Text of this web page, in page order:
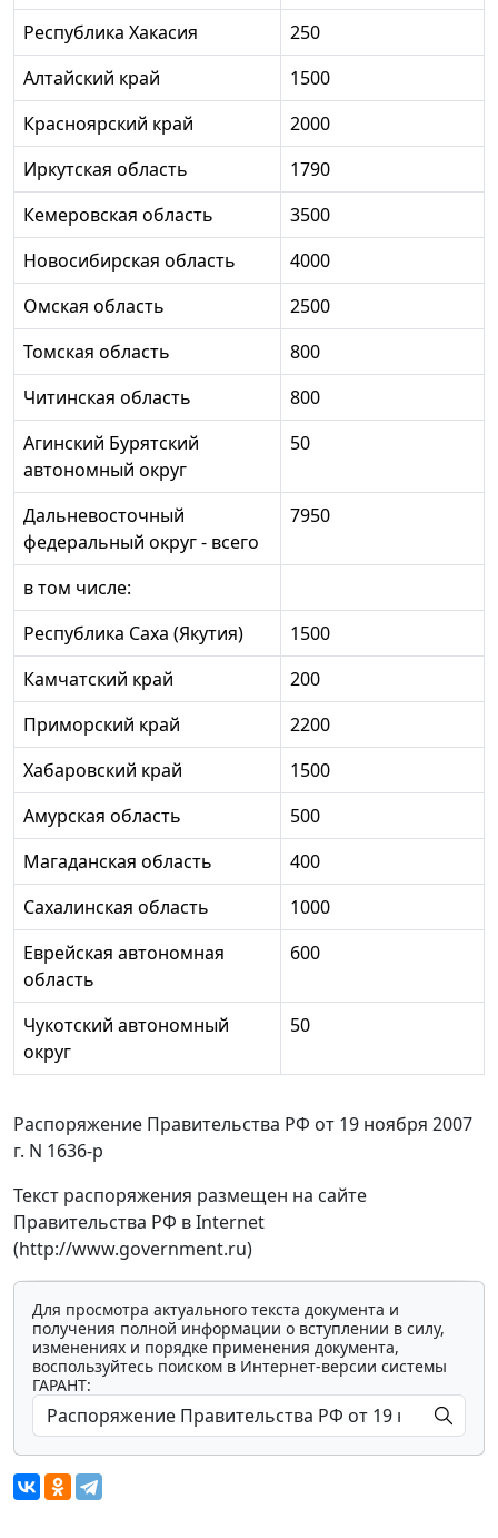
Республика Хакасия
250
Алтайский край
1500
Красноярский край
2000
Иркутская область
1790
Кемеровская область
3500
Новосибирская область
4000
Омская область
2500
Томская область
800
Читинская область
800
Агинский Бурятский
автономный округ
50
Дальневосточный
федеральный округ - всего
7950
в том числе:
Республика Саха (Якутия)
1500
Камчатский край
200
Приморский край
2200
Хабаровский край
1500
Амурская область
500
Магаданская область
400
Сахалинская область
1000
Еврейская автономная
область
600
Чукотский автономный
округ
50
Распоряжение Правительства РФ от 19 ноября 2007
г. N 1636-р
Текст распоряжения размещен на сайте
Правительства РФ в Internet
(http://www.government.ru)
Для просмотра актуального текста документа и
получения полной информации о вступлении в силу,
изменениях и порядке применения документа,
воспользуйтесь поиском в Интернет-версии системы
ГАРАНТ: